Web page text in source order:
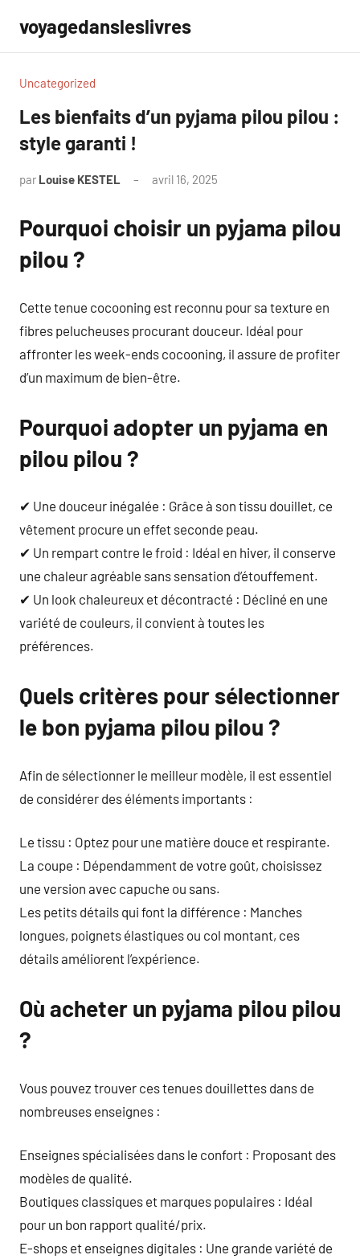
contenu
voyagedansleslivres
Uncategorized
Les bienfaits d’un pyjama pilou pilou :
style garanti !
par Louise KESTEL avril 16, 2025
Pourquoi choisir un pyjama pilou
pilou ?
Cette tenue cocooning est reconnu pour sa texture en
fibres pelucheuses procurant douceur. Idéal pour
affronter les week-ends cocooning, il assure de profiter
d’un maximum de bien-être.
Pourquoi adopter un pyjama en
pilou pilou ?
✔ Une douceur inégalée : Grâce à son tissu douillet, ce
vêtement procure un effet seconde peau.
✔ Un rempart contre le froid : Idéal en hiver, il conserve
une chaleur agréable sans sensation d’étouffement.
✔ Un look chaleureux et décontracté : Décliné en une
variété de couleurs, il convient à toutes les
préférences.
Quels critères pour sélectionner
le bon pyjama pilou pilou ?
Afin de sélectionner le meilleur modèle, il est essentiel
de considérer des éléments importants :
Le tissu : Optez pour une matière douce et respirante.
La coupe : Dépendamment de votre goût, choisissez
une version avec capuche ou sans.
Les petits détails qui font la différence : Manches
longues, poignets élastiques ou col montant, ces
détails améliorent l’expérience.
Où acheter un pyjama pilou pilou
?
Vous pouvez trouver ces tenues douillettes dans de
nombreuses enseignes :
Enseignes spécialisées dans le confort : Proposant des
modèles de qualité.
Boutiques classiques et marques populaires : Idéal
pour un bon rapport qualité/prix.
E-shops et enseignes digitales : Une grande variété de